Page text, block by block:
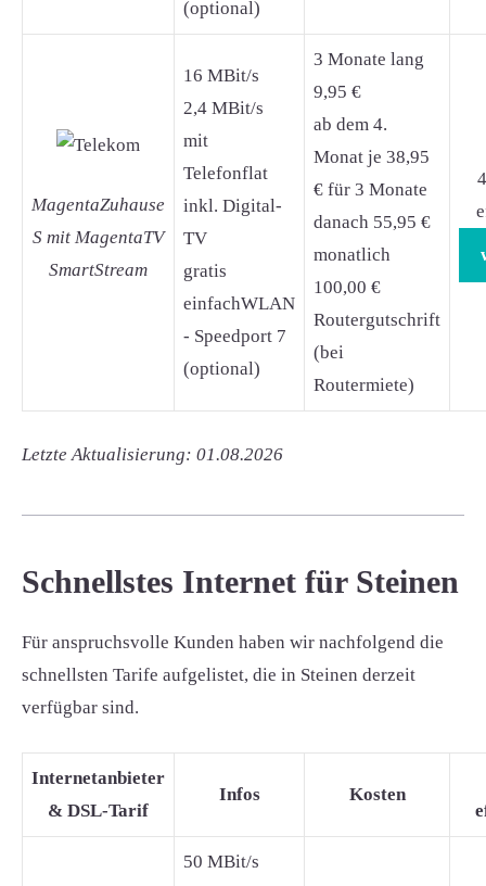
(optional)
MagentaZuhause
S mit MagentaTV
SmartStream
16 MBit/s
2,4 MBit/s
mit
Telefonflat
inkl. Digital-
TV
gratis
einfachWLAN
- Speedport 7
(optional)
3 Monate lang
9,95 €
ab dem 4.
Monat je 38,95
€ für 3 Monate
danach 55,95 €
monatlich
100,00 €
Routergutschrift
(bei
Routermiete)
Letzte Aktualisierung: 01.08.2026
Schnellstes Internet für Steinen
Für anspruchsvolle Kunden haben wir nachfolgend die
schnellsten Tarife aufgelistet, die in Steinen derzeit
verfügbar sind.
Internetanbieter
& DSL-Tarif
Infos Kosten
50 MBit/s